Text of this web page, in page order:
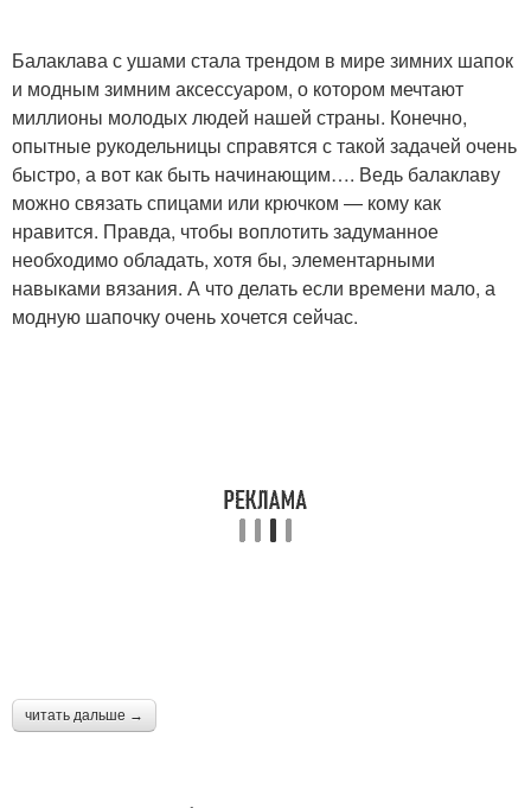
Балаклава с ушами стала трендом в мире зимних шапок
и модным зимним аксессуаром, о котором мечтают
миллионы молодых людей нашей страны. Конечно,
опытные рукодельницы справятся с такой задачей очень
быстро, а вот как быть начинающим…. Ведь балаклаву
можно связать спицами или крючком — кому как
нравится. Правда, чтобы воплотить задуманное
необходимо обладать, хотя бы, элементарными
навыками вязания. А что делать если времени мало, а
модную шапочку очень хочется сейчас.
читать дальше →